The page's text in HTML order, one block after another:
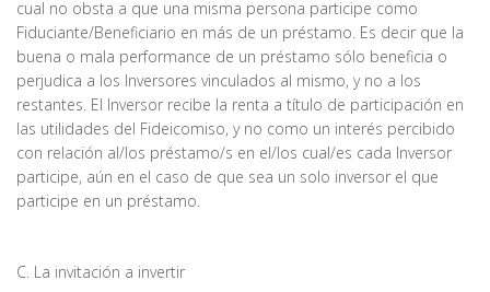
cual no obsta a que una misma persona participe como
Fiduciante/Beneficiario en más de un préstamo. Es decir que la
buena o mala performance de un préstamo sólo beneficia o
perjudica a los Inversores vinculados al mismo, y no a los
restantes. El Inversor recibe la renta a título de participación en
las utilidades del Fideicomiso, y no como un interés percibido
con relación al/los préstamo/s en el/los cual/es cada Inversor
participe, aún en el caso de que sea un solo inversor el que
participe en un préstamo.
C. La invitación a invertir